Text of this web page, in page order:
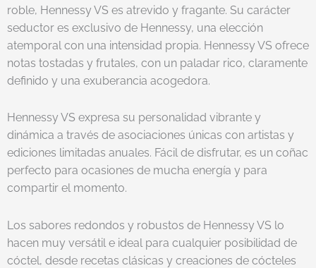
roble, Hennessy VS es atrevido y fragante. Su carácter
seductor es exclusivo de Hennessy, una elección
atemporal con una intensidad propia. Hennessy VS ofrece
notas tostadas y frutales, con un paladar rico, claramente
definido y una exuberancia acogedora.
Hennessy VS expresa su personalidad vibrante y
dinámica a través de asociaciones únicas con artistas y
ediciones limitadas anuales. Fácil de disfrutar, es un coñac
perfecto para ocasiones de mucha energía y para
compartir el momento.
Los sabores redondos y robustos de Hennessy VS lo
hacen muy versátil e ideal para cualquier posibilidad de
cóctel, desde recetas clásicas y creaciones de cócteles